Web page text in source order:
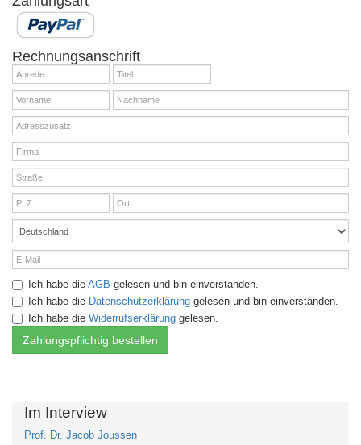
Rechnungsanschrift
Ich habe die AGB gelesen und bin einverstanden.
Ich habe die Datenschutzerklärung gelesen und bin einverstanden.
Ich habe die Widerrufserklärung gelesen.
Im Interview
Prof. Dr. Jacob Joussen